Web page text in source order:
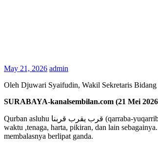
May 21, 2026 admin
Oleh Djuwari Syaifudin, Wakil Sekretaris
SURABAYA-kanalsembilan.com (21 Mei
Qurban asluhu قرب يقرب قربنا (qarraba-yuqarribu-qurbanan) artinya mendekatkan diri kepada……. jadi qurban adalah wasilah untuk mendekatkan diri kepada Allah. Wasilahnya bisa berupa apa saja berupa
waktu ,tenaga, harta, pikiran, dan lain
membalasnya berlipat ganda.